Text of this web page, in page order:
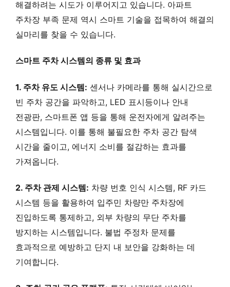
해결하려는 시도가 이루어지고 있습니다. 아파트
주차장 부족 문제 역시 스마트 기술을 접목하여 해결의
실마리를 찾을 수 있습니다.
스마트 주차 시스템의 종류 및 효과
1. 주차 유도 시스템: 센서나 카메라를 통해 실시간으로
빈 주차 공간을 파악하고, LED 표시등이나 안내
전광판, 스마트폰 앱 등을 통해 운전자에게 알려주는
시스템입니다. 이를 통해 불필요한 주차 공간 탐색
시간을 줄이고, 에너지 소비를 절감하는 효과를
가져옵니다.
2. 주차 관제 시스템: 차량 번호 인식 시스템, RF 카드
시스템 등을 활용하여 입주민 차량만 주차장에
진입하도록 통제하고, 외부 차량의 무단 주차를
방지하는 시스템입니다. 불법 주정차 문제를
효과적으로 예방하고 단지 내 보안을 강화하는 데
기여합니다.